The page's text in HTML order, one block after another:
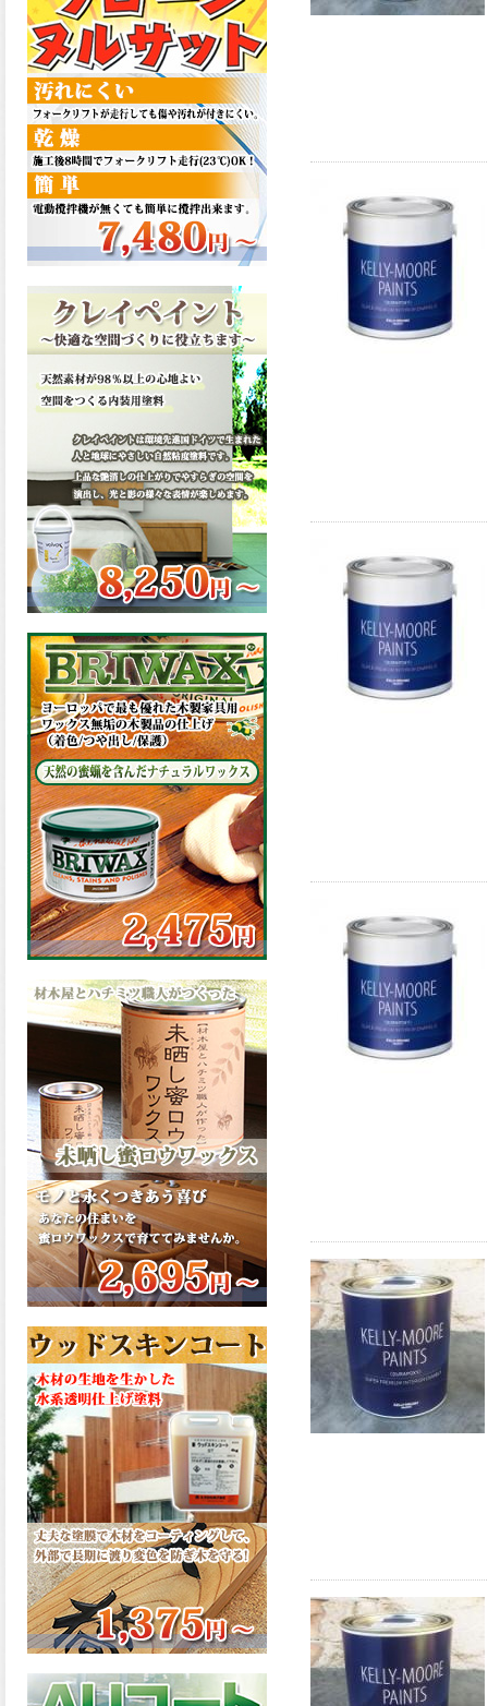
数多くの施工実績を持つ信頼
性の高い塗材 優れた性能と高
品質で高度な防水機能を発
揮、フローン11が新しく販売
開始致しました。ご購入はこ
ちらから。
2026.05.26
コンクリート特有の質感やム
ラ感と溶け合うように広がる
色彩が床と壁を印象的に仕上
げる、アクアカラー デュオト
ーンが新しく販売開始致しま
2026.03.13
滑らかな塗膜は従来の屋根用
塗料と比べ、滑らかな塗膜表
面を形成し、光沢が高く、抜
群の仕上がり性を提供、一液
プレミアムルーフシリコンが
新しく販売開始致しました。
ご購入はこちらから。
2026.03.12
無機顔料の表面を高緻密ダブ
ルシールド層でガードするこ
とにより、ラジカルの発生を
抑制、エスケープレミアムル
ーフSiが新しく販売開始致し
ました。ご購入はこちらか
ら。
2026.03.11
緻密で強靭な無機系塗膜と、
汚れを降雨で洗い流す親水性
の表面効果により優れた低汚
染性を発揮、エスケープレミ
アム無機ルーフが新しく販売
開始致しました。ご購入はこ
ちらから。
2026.03.09
ハケ塗りでの伸びが良く作業
性と仕上がりに優れた合成樹
脂調合ペイント、SDホルスF4
が新しく販売開始致しまし
た。ご購入はこちらから。
2026.03.06
ファインウレタンの使いやす
さで、低汚染形。塗料用シン
ナーで希釈できる、使いやす
さを追求したウレタン樹脂エ
ナメル、低汚染形ファインウ
レタンU100が新しく販売開始
致しました。ご購入はこちら
から。
2026.03.05
ファインウレタンの使いやす
さで、弾性形。塗料用シンナ
ーで希釈できる、使いやすさ
を追求したウレタン樹脂エナ
メル、弾性ファインウレタン
した。ご購入はこちらから。
2026.03.04
長年ご愛顧いただいている
「ラッカー塗料」に抗ウイル
ス機能を追加しバージョンア
ップ、UAV-78700 クリヤーラ
ッカー・ハイフラットが新し
く販売開始致しました。ご購
入はこちらから。
2026.03.03
木の素材感はそのまま活か
し、汚れや日焼け・黄ばみを
防ぐことができる、白木肌2が
新しく販売開始致しました。
2026.03.03